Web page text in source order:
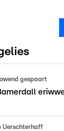
gespaart
Uerschterhaff